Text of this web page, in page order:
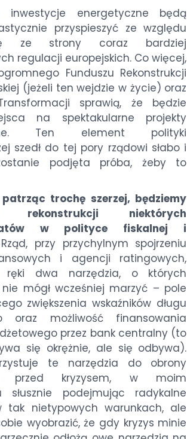
inwestycje energetyczne będą
przyspieszyć ze względu
ze strony coraz bardziej
regulacji europejskich. Co więcej,
Funduszu Rekonstrukcji
(jeżeli ten wejdzie w życie) oraz
sprawią, że będzie
na spektakularne projekty
Ten element polityki
szedł do tej pory rządowi słabo i
podjęta próba, żeby to
trochę szerzej, będziemy
rekonstrukcji niektórych
w polityce fiskalnej i
Rząd, przy przychylnym spojrzeniu
i agencji ratingowych,
ręki dwa narzędzia, o których
mógł wcześniej marzyć – pole
zwiększenia wskaźników długu
oraz możliwość finansowania
przez bank centralny (to
się okrężnie, ale się odbywa).
te narzędzia do obrony
przed kryzysem, w moim
słusznie podejmując radykalne
tak nietypowych warunkach, ale
wyobrazić, że gdy kryzys minie